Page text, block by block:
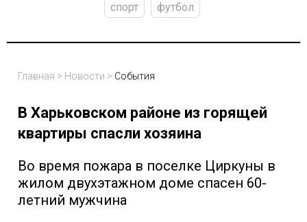
спорт футбол
Главная > Новости > События
В Харьковском районе из горящей
квартиры спасли хозяина
Во время пожара в поселке Циркуны в
жилом двухэтажном доме спасен 60-
летний мужчина